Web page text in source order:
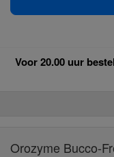
Voor 20.00 uur
Orozyme Bucco-